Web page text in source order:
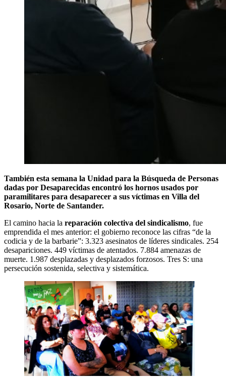
También esta semana la Unidad para la Búsqueda de Personas
dadas por Desaparecidas encontró los hornos usados por
paramilitares para desaparecer a sus víctimas en Villa del
Rosario, Norte de Santander.
El camino hacia la reparación colectiva del sindicalismo, fue
emprendida el mes anterior: el gobierno reconoce las cifras “de la
codicia y de la barbarie”: 3.323 asesinatos de líderes sindicales. 254
desapariciones. 449 víctimas de atentados. 7.884 amenazas de
muerte. 1.987 desplazadas y desplazados forzosos. Tres S: una
persecución sostenida, selectiva y sistemática.